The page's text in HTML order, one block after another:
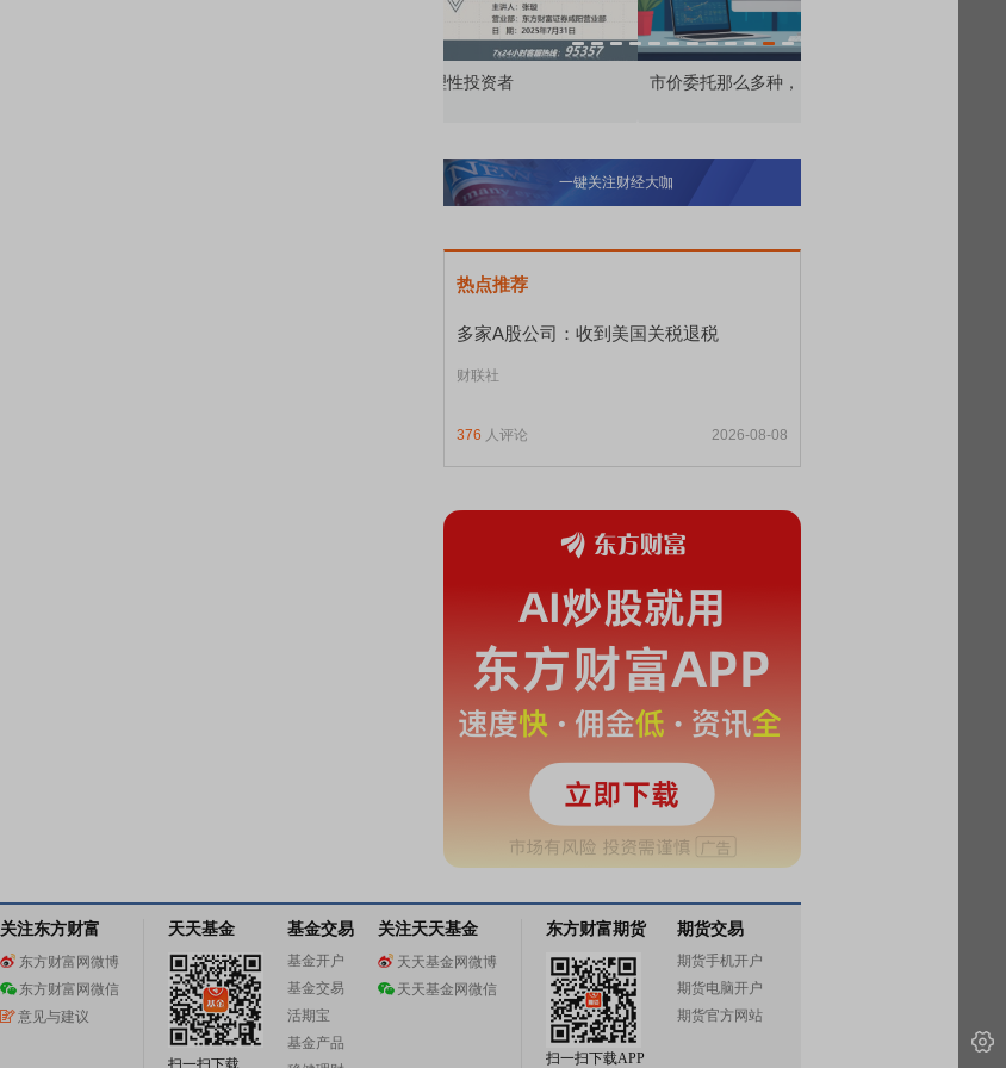
市价委托那么多种，究竟怎么用？
一键关注财经大咖
热点推荐
多家A股公司：收到美国关税退税
财联社
376 人评论 2026-08-08
关注东方财富
东方财富网微博
东方财富网微信
意见与建议
天天基金
扫一扫下载
基金交易
基金开户
基金交易
活期宝
基金产品
关注天天基金
天天基金网微博
天天基金网微信
东方财富期货
扫一扫下载APP
期货交易
期货手机开户
期货电脑开户
期货官方网站